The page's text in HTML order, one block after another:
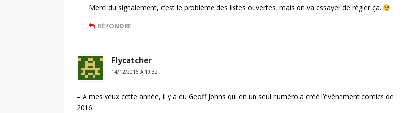
Merci du signalement, c’est le problème des listes ouvertes, mais on va essayer de régler ça.
RÉPONDRE
Flycatcher
14/12/2016 Á 10:32
– A mes yeux cette année, il y a eu Geoff Johns qui en un seul numéro a créé l’événement comics de
2016.